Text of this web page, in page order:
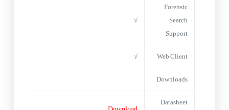
Forensic
Search
Support
√
Web Client
√
Downloads
Datasheet